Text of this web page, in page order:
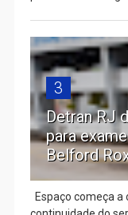
3
Detran RJ
para
Belford
Espaço começa a